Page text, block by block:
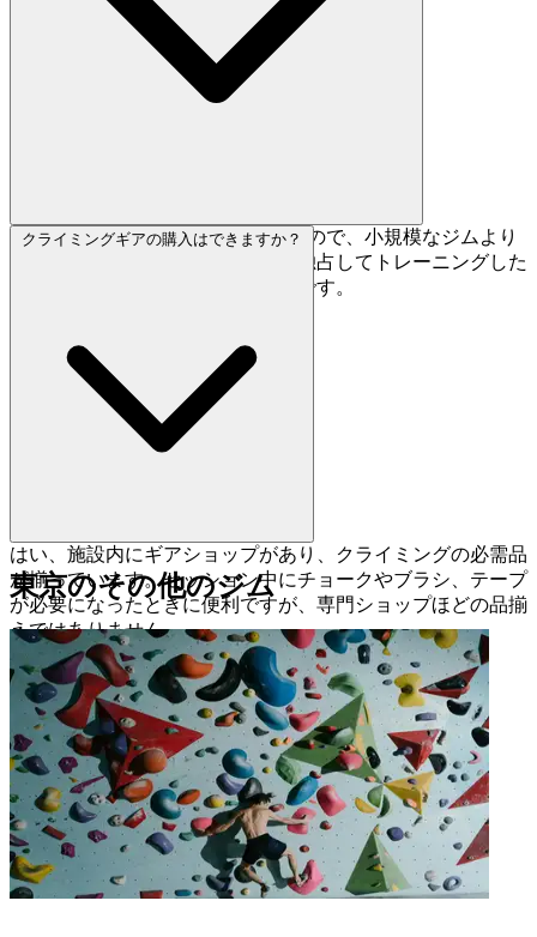
2フロアで広々としたレイアウトなので、小規模なジムより
混雑に強いです。とはいえ、壁を独占してトレーニングした
い方は平日の午後や早朝が狙い目です。
クライミングギアの購入はできますか？
はい、施設内にギアショップがあり、クライミングの必需品
が揃っています。セッション中にチョークやブラシ、テープ
が必要になったときに便利ですが、専門ショップほどの品揃
えではありません。
東京のその他のジム